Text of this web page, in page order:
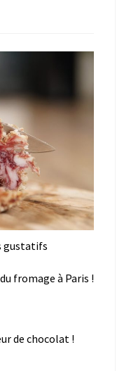
gustatifs
fromage à Paris !
de chocolat !